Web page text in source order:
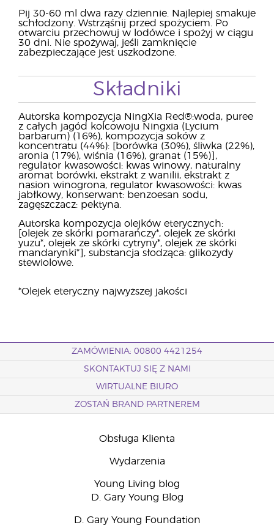
Pij 30-60 ml dwa razy dziennie. Najlepiej smakuje
schłodzony. Wstrząśnij przed spożyciem. Po
otwarciu przechowuj w lodówce i spożyj w ciągu
30 dni. Nie spożywaj, jeśli zamknięcie
zabezpieczające jest uszkodzone.
Składniki
Autorska kompozycja NingXia Red®:woda, puree
z całych jagód kolcowoju Ningxia (Lycium
barbarum) (16%), kompozycja soków z
koncentratu (44%): [borówka (30%), śliwka (22%),
aronia (17%), wiśnia (16%), granat (15%)],
regulator kwasowości: kwas winowy, naturalny
aromat borówki, ekstrakt z wanilii, ekstrakt z
nasion winogrona, regulator kwasowości: kwas
jabłkowy, konserwant: benzoesan sodu,
zagęszczacz: pektyna.
Autorska kompozycja olejków eterycznych:
[olejek ze skórki pomarańczy*, olejek ze skórki
yuzu*, olejek ze skórki cytryny*, olejek ze skórki
mandarynki*], substancja słodząca: glikozydy
stewiolowe.
*Olejek eteryczny najwyższej jakości
ZAMÓWIENIA: 00800 4421254
SKONTAKTUJ SIĘ Z NAMI
WIRTUALNE BIURO
ZOSTAŃ BRAND PARTNEREM
Obsługa Klienta
Wydarzenia
Young Living blog
D. Gary Young Blog
D. Gary Young Foundation